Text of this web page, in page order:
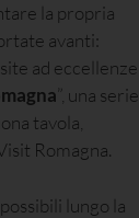
la propria
avanti:
ad eccellenze
”, una serie
tavola,
Romagna.
lungo la